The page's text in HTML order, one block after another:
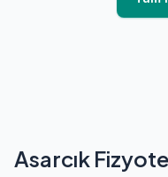
Asarcık